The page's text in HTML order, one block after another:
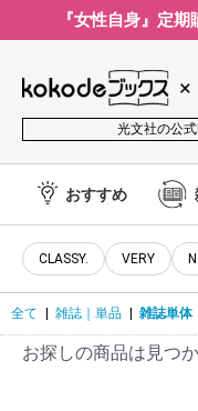
『女性自身』定
光文社の公式
おすすめ
CLASSY. VERY
全て | 雑誌｜単品 | 雑誌単体
お探しの商品は見つ